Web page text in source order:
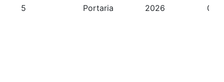
5 Portaria 2026 07/